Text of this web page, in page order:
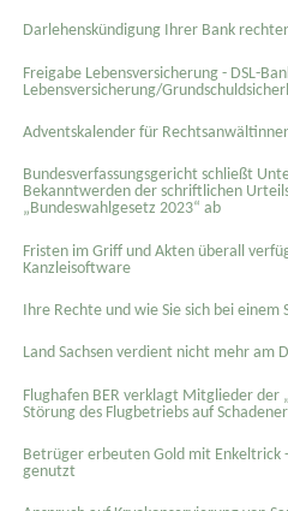
Darlehenskündigung Ihrer Bank
Freigabe Lebensversicherung - DSL-
Lebensversicherung/
Adventskalender für
Bundesverfassungsgericht schließt
Bekanntwerden der schriftlichen
„Bundeswahlgesetz 2023“ ab
Fristen im Griff und Akten überall
Kanzleisoftware
Ihre Rechte und wie Sie sich bei
Land Sachsen verdient nicht mehr am
Flughafen BER verklagt Mitglieder der
Störung des Flugbetriebs auf
Betrüger erbeuten Gold mit Enkeltrick
genutzt